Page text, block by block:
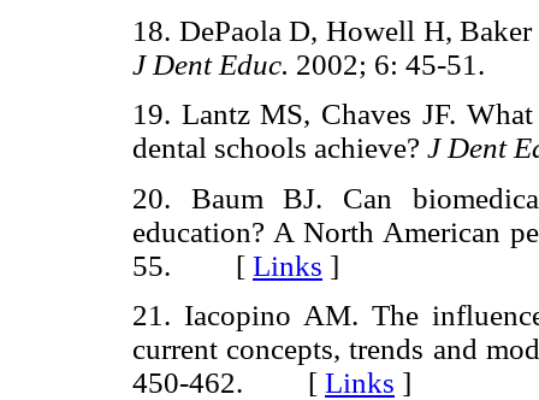
18. DePaola D, Howell H,
J Dent Educ. 2002; 6: 45-
19. Lantz MS, Chaves JF.
dental schools achieve? J Dent
20. Baum BJ. Can
education? A North American
55. [ Links ]
21. Iacopino AM. The
current concepts, trends and
450-462. [ Links ]